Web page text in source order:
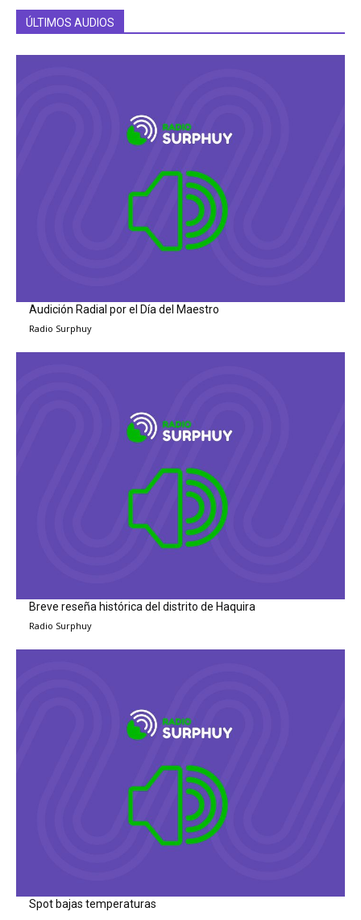
ÚLTIMOS AUDIOS
Audición Radial por el Día del Maestro
Radio Surphuy
Breve reseña histórica del distrito de Haquira
Radio Surphuy
Spot bajas temperaturas